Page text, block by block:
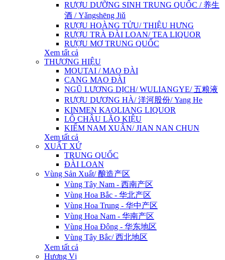
RƯỢU DƯỠNG SINH TRUNG QUỐC / 养生
酒 / Yǎngshēng Jiǔ
RƯỢU HOÀNG TỬU/ THIỆU HƯNG
RƯỢU TRÀ ĐÀI LOAN/ TEA LIQUOR
RƯỢU MƠ TRUNG QUỐC
Xem tất cả
THƯƠNG HIỆU
MOUTAI / MAO ĐÀI
CANG MAO ĐÀI
NGŨ LƯƠNG DỊCH/ WULIANGYE/ 五粮液
RƯỢU DƯƠNG HÀ/ 洋河股份/ Yang He
KINMEN KAOLIANG LIQUOR
LÔ CHÂU LÃO KIỆU
KIẾM NAM XUÂN/ JIAN NAN CHUN
Xem tất cả
XUẤT XỨ
TRUNG QUỐC
ĐÀI LOAN
Vùng Sản Xuất/ 酿造产区
Vùng Tây Nam - 西南产区
Vùng Hoa Bắc - 华北产区
Vùng Hoa Trung - 华中产区
Vùng Hoa Nam - 华南产区
Vùng Hoa Đông - 华东地区
Vùng Tây Bắc/ 西北地区
Xem tất cả
Hương Vị